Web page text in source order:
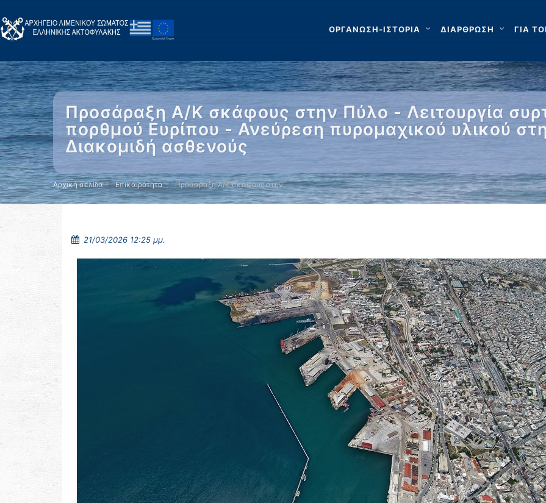
ΟΡΓΑΝΩΣΗ-ΙΣΤΟΡΙΑ ΔΙΑΡΘΡΩΣΗ ΓΙΑ
Προσάραξη Α/Κ σκάφους στην Πύλο - Λειτουργία
πορθμού Ευρίπου - Ανεύρεση πυρομαχικού υλικού
Διακομιδή ασθενούς
Αρχική σελίδα Επικαιρότητα Προσάραξη Α/Κ σκάφους στην …
21/03/2026 12:25 μμ.